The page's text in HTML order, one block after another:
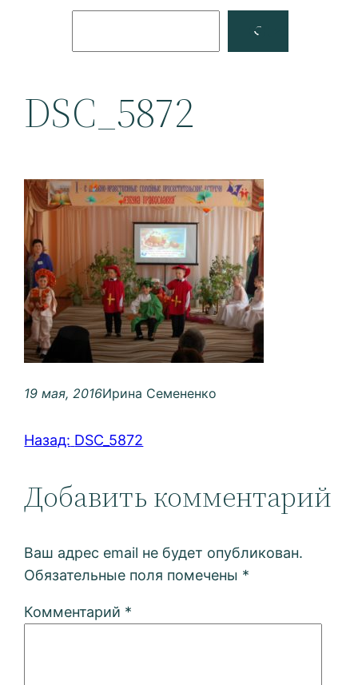
Facebook
DSC_5872
19 мая, 2016Ирина Семененко
Назад: DSC_5872
Добавить комментарий
Ваш адрес email не будет опубликован.
Обязательные поля помечены *
Комментарий *